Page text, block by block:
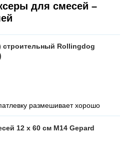
для смесей –
строительный Rollingdog
размешивает хорошо
12 х 60 см М14 Gepard